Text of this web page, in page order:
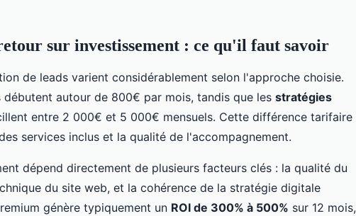
sur investissement : ce qu'il faut savoir
de leads varient considérablement selon l'approche choisie.
débutent autour de 800€ par mois, tandis que les stratégies
entre 2 000€ et 5 000€ mensuels. Cette différence tarifaire
services inclus et la qualité de l'accompagnement.
dépend directement de plusieurs facteurs clés : la qualité du
du site web, et la cohérence de la stratégie digitale
génère typiquement un ROI de 300% à 500% sur 12 mois,